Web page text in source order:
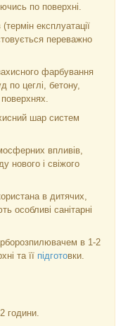
по поверхні.
експлуатації
переважно
фарбування
по цеглі, бетону,
шар систем
впливів,
нового і свіжого
в дитячих,
особливі санітарні
в 1-2
та її підготовки.
години.